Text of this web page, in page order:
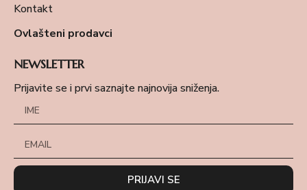
Kontakt
Ovlašteni prodavci
NEWSLETTER
Prijavite se i prvi saznajte najnovija sniženja.
PRIJAVI SE